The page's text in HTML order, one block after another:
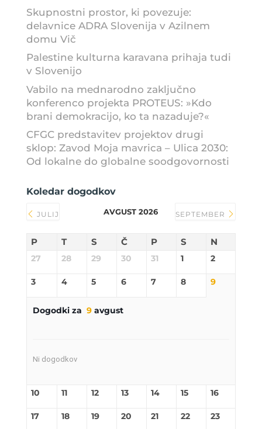
Skupnostni prostor, ki povezuje:
delavnice ADRA Slovenija v Azilnem
domu Vič
Palestine kulturna karavana prihaja tudi
v Slovenijo
Vabilo na mednarodno zaključno
konferenco projekta PROTEUS: »Kdo
brani demokracijo, ko ta nazaduje?«
CFGC predstavitev projektov drugi
sklop: Zavod Moja mavrica – Ulica 2030:
Od lokalne do globalne soodgovornosti
Koledar dogodkov
JULIJ AVGUST 2026 SEPTEMBER
P T S Č P S N
27 28 29 30 31 1 2
3 4 5 6 7 8 9
Dogodki za 9avgust
Ni dogodkov
10 11 12 13 14 15 16
17 18 19 20 21 22 23